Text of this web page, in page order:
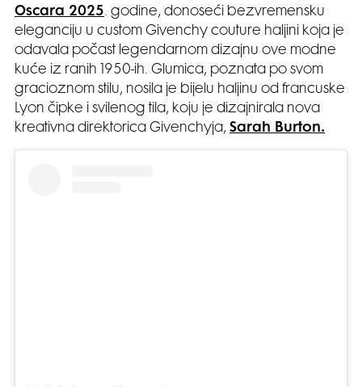
Oscara 2025. godine, donoseći bezvremensku
eleganciju u custom Givenchy couture haljini koja je
odavala počast legendarnom dizajnu ove modne
kuće iz ranih 1950-ih. Glumica, poznata po svom
gracioznom stilu, nosila je bijelu haljinu od francuske
Lyon čipke i svilenog tila, koju je dizajnirala nova
kreativna direktorica Givenchyja, Sarah Burton.